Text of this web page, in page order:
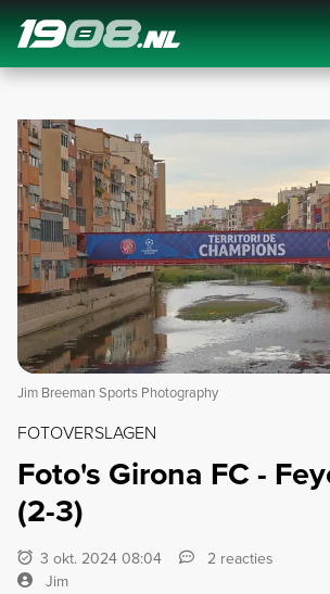
Navigation
Jim Breeman Sports Photography
FOTOVERSLAGEN
Foto's Girona FC -
(2-3)
3 okt. 2024 08:04
2 reacties
Jim